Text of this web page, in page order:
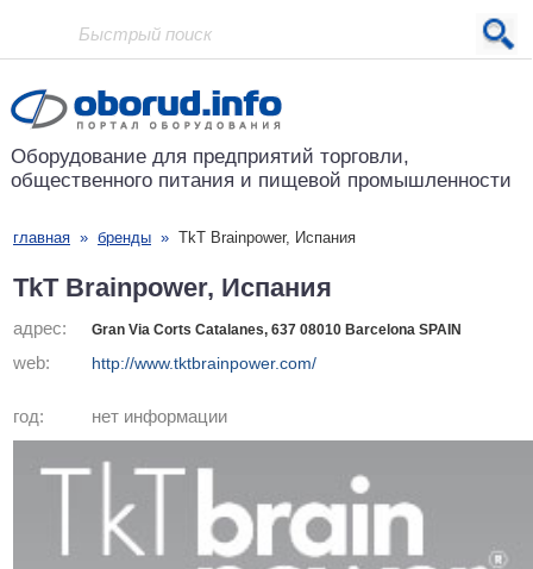
Проект основан в 2001 году
Оборудование для предприятий торговли,
общественного питания и пищевой промышленности
главная » бренды » TkT Brainpower, Испания
TkT Brainpower, Испания
адрес: Gran Via Corts Catalanes, 637 08010 Barcelona SPAIN
web: http://www.tktbrainpower.com/
год: нет информации